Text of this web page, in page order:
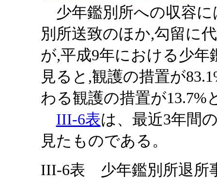
少年鑑別所への収容に
別所送致のほか,勾留に
が,平成9年における少年
見ると,観護の措置が
わる観護の措置が13.7%
III-6表は、最近3年間
見たものである。
III-6表 少年鑑別所退所